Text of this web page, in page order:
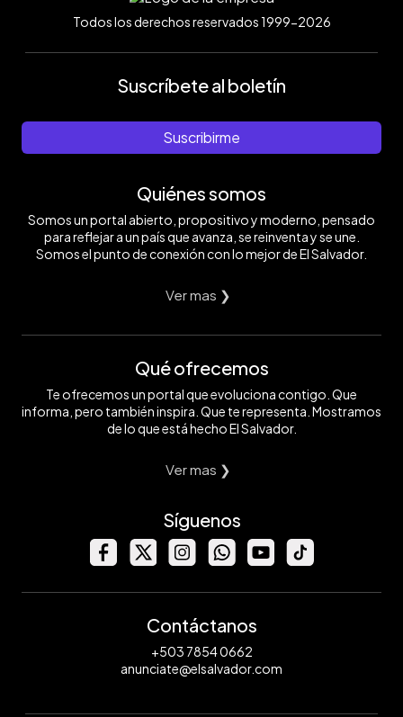
Todos los derechos reservados 1999-2026
Suscríbete al boletín
Suscribirme
Quiénes somos
Somos un portal abierto, propositivo y moderno, pensado
para reflejar a un país que avanza, se reinventa y se une.
Somos el punto de conexión con lo mejor de El Salvador.
Ver mas ❯
Qué ofrecemos
Te ofrecemos un portal que evoluciona contigo. Que
informa, pero también inspira. Que te representa. Mostramos
de lo que está hecho El Salvador.
Ver mas ❯
Síguenos
Contáctanos
+503 7854 0662
anunciate@elsalvador.com